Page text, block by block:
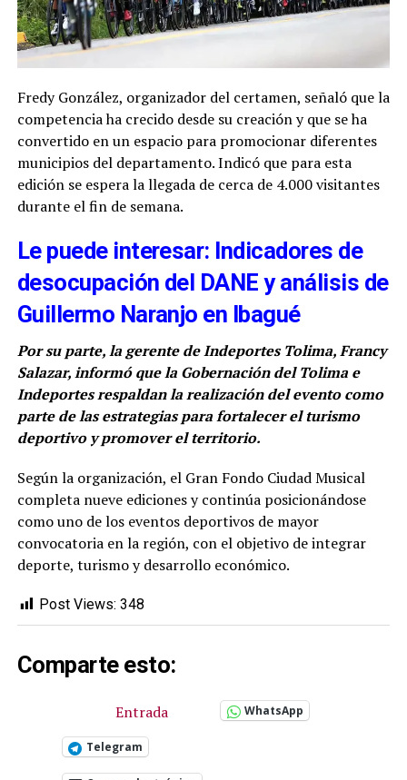
Fredy González, organizador del certamen, señaló que la
competencia ha crecido desde su creación y que se ha
convertido en un espacio para promocionar diferentes
municipios del departamento. Indicó que para esta
edición se espera la llegada de cerca de 4.000 visitantes
durante el fin de semana.
Le puede interesar: Indicadores de
desocupación del DANE y análisis de
Guillermo Naranjo en Ibagué
Por su parte, la gerente de Indeportes Tolima, Francy
Salazar, informó que la Gobernación del Tolima e
Indeportes respaldan la realización del evento como
parte de las estrategias para fortalecer el turismo
deportivo y promover el territorio.
Según la organización, el Gran Fondo Ciudad Musical
completa nueve ediciones y continúa posicionándose
como uno de los eventos deportivos de mayor
convocatoria en la región, con el objetivo de integrar
deporte, turismo y desarrollo económico.
Post Views: 348
Comparte esto:
Entrada WhatsApp
Telegram